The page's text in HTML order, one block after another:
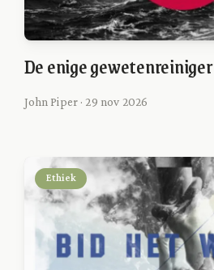
De enige gewetenreiniger
John Piper · 29 nov 2026
Ethiek